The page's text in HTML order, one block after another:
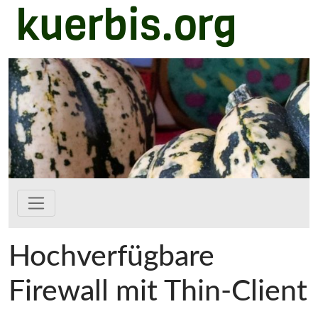
Zum Hauptinhalt springen
kuerbis.org
Hochverfügbare
Firewall mit Thin-Client